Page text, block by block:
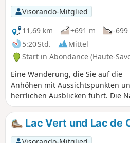
Visorando-Mitglied
11,69 km
+691 m
-699
5:20 Std.
Mittel
Start in Abondance (Haute-
Eine Wanderung, die Sie auf die
Anhöhen mit Aussichtspunkten
herrlichen Ausblicken führt. Die
und ihre Vielfalt, ihre Almen und
mögliche Begegnungen, wie z. B.
einer Schafherde und ihrem
erwarten Sie. Der erste Teil vom
Lac Vert und Lac de